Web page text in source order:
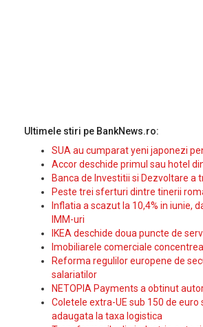
Ultimele stiri pe BankNews.ro:
SUA au cumparat yeni japonezi
Accor deschide primul sau hotel
Banca de Investitii si Dezvoltare a
Peste trei sferturi dintre tinerii
Inflatia a scazut la 10,4% in iunie,
IMM-uri
IKEA deschide doua puncte de
Imobiliarele comerciale
Reforma regulilor europene de
salariatilor
NETOPIA Payments a obtinut
Coletele extra-UE sub 150 de
adaugata la taxa logistica